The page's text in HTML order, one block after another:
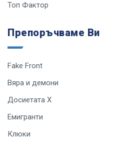
Топ Фактор
Препоръчваме Ви
Fake Front
Вяра и демони
Досиетата Х
Емигранти
Клюки